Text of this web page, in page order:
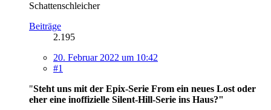
Schattenschleicher
Beiträge
2.195
20. Februar 2022 um 10:42
#1
"Steht uns mit der Epix-Serie From ein neues Lost oder
eher eine inoffizielle Silent-Hill-Serie ins Haus?"